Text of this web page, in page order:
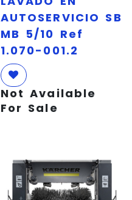
AUTOSERVICIO SB
MB 5/10 Ref
1.070-001.2
Not Available
For Sale